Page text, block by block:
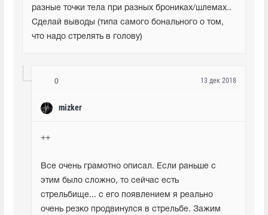
разные точки тела при разных брониках/шлемах..
Сделай выводы (типа самого бонального о том,
что надо стрелять в голову)
0
mizker
13 дек 2018
++
Все очень грамотно описал. Если раньше с
этим было сложно, то сейчас есть
стрельбище... с его появлением я реально
очень резко продвинулся в стрельбе. Зажим